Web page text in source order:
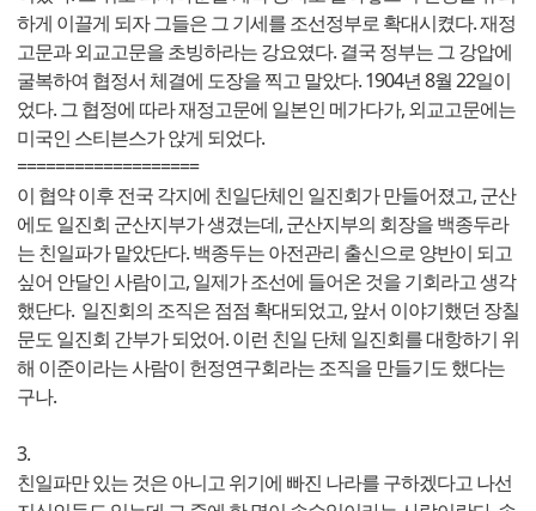
하게 이끌게 되자 그들은 그 기세를 조선정부로 확대시켰다. 재정
고문과 외교고문을 초빙하라는 강요였다. 결국 정부는 그 강압에
굴복하여 협정서 체결에 도장을 찍고 말았다. 1904년 8월 22일이
었다. 그 협정에 따라 재정고문에 일본인 메가다가, 외교고문에는
미국인 스티븐스가 앉게 되었다.
===================
이 협약 이후 전국 각지에 친일단체인 일진회가 만들어졌고, 군산
에도 일진회 군산지부가 생겼는데, 군산지부의 회장을 백종두라
는 친일파가 맡았단다. 백종두는 아전관리 출신으로 양반이 되고
싶어 안달인 사람이고, 일제가 조선에 들어온 것을 기회라고 생각
했단다. 일진회의 조직은 점점 확대되었고, 앞서 이야기했던 장칠
문도 일진회 간부가 되었어. 이런 친일 단체 일진회를 대항하기 위
해 이준이라는 사람이 헌정연구회라는 조직을 만들기도 했다는
구나.
3.
친일파만 있는 것은 아니고 위기에 빠진 나라를 구하겠다고 나선